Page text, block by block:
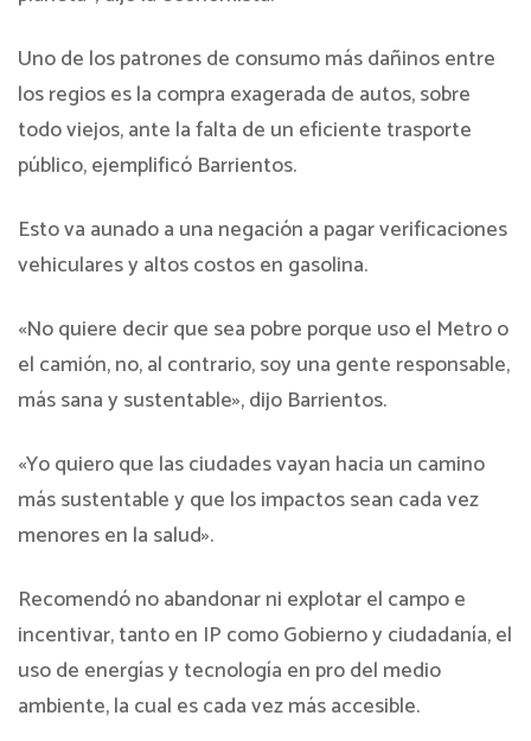
Uno de los patrones de consumo más dañinos entre
los regios es la compra exagerada de autos, sobre
todo viejos, ante la falta de un eficiente trasporte
público, ejemplificó Barrientos.
Esto va aunado a una negación a pagar verificaciones
vehiculares y altos costos en gasolina.
«No quiere decir que sea pobre porque uso el Metro o
el camión, no, al contrario, soy una gente responsable,
más sana y sustentable», dijo Barrientos.
«Yo quiero que las ciudades vayan hacia un camino
más sustentable y que los impactos sean cada vez
menores en la salud».
Recomendó no abandonar ni explotar el campo e
incentivar, tanto en IP como Gobierno y ciudadanía, el
uso de energías y tecnología en pro del medio
ambiente, la cual es cada vez más accesible.